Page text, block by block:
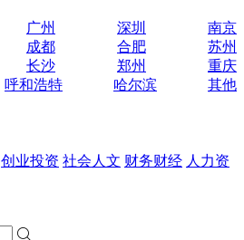
广州 深圳
南京
成都 合肥
苏州
长沙 郑州
重庆
呼和浩特 哈尔滨
其他
创业投资 社会人文 财务财经 人力资